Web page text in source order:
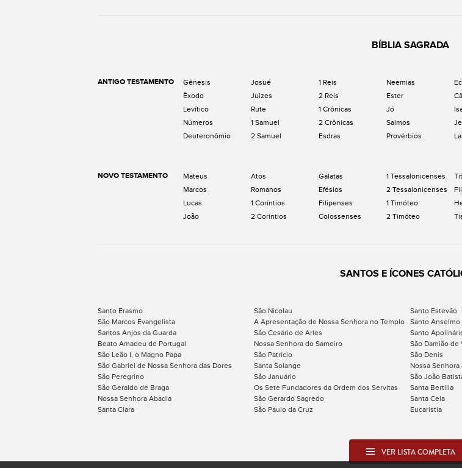
BÍBLIA SAGRADA
ANTIGO TESTAMENTO
Gênesis
Êxodo
Levítico
Números
Deuteronômio
Josué
Juizes
Rute
1 Samuel
2 Samuel
1 Reis
2 Reis
1 Crônicas
2 Crônicas
Esdras
Neemias
Ester
Jó
Salmos
Provérbios
NOVO TESTAMENTO
Mateus
Marcos
Lucas
João
Atos
Romanos
1 Coríntios
2 Coríntios
Gálatas
Efésios
Filipenses
Colossenses
1 Tessalonicenses
2 Tessalonicenses
1 Timóteo
2 Timóteo
SANTOS E ÍCONES
Santo Erasmo São Nicolau Santo Estevão
São Marcos Evangelista
A Apresentação de Nossa Senhora no Templo Santo Anselmo
Santos Anjos da Guarda
São Cesário de Arles Santo
Beato Amadeu de Portugal
Nossa Senhora do Sameiro São Damião de
São Leão I, o Magno Papa
São Patrício São Denis
São Gabriel de Nossa Senhora das Dores
Santa Solange Nossa Senhora
São Peregrino
São Januário São João
São Geraldo de Braga
Os Sete Fundadores da Ordem dos Servitas Santa Bertilla
Nossa Senhora Abadia
São Gerardo Sagredo Santa Ceia
Santa Clara
São Paulo da Cruz Eucaristia
VER LISTA COMPLETA